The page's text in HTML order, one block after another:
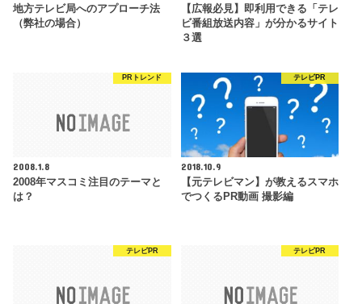
地方テレビ局へのアプローチ法
（弊社の場合）
【広報必見】即利用できる「テレ
ビ番組放送内容」が分かるサイト
３選
PRトレンド
2008.1.8
2008年マスコミ注目のテーマと
は？
テレビPR
2018.10.9
【元テレビマン】が教えるスマホ
でつくるPR動画 撮影編
テレビPR テレビPR